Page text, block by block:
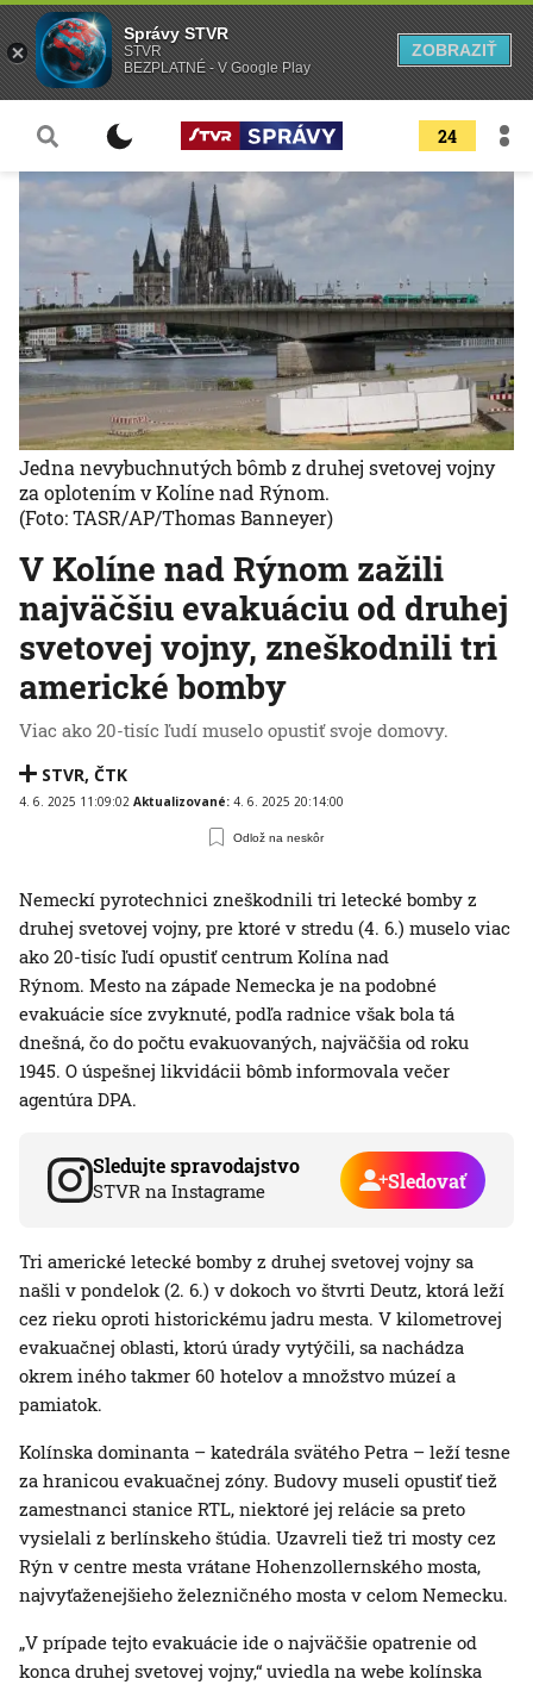
24
V Kolíne nad Rýnom zažili
najväčšiu evakuáciu od druhej
svetovej vojny, zneškodnili tri
americké bomby
Viac ako 20-tisíc ľudí muselo opustiť svoje domovy.
STVR, ČTK
4. 6. 2025 11:09:02 Aktualizované: 4. 6. 2025 20:14:00
Odlož na neskôr
Jedna nevybuchnutých bômb z druhej svetovej vojny
za oplotením v Kolíne nad Rýnom.
(Foto: TASR/AP/Thomas Banneyer)
Nemeckí pyrotechnici zneškodnili tri letecké bomby z
druhej svetovej vojny, pre ktoré v stredu (4. 6.) muselo viac
ako 20-tisíc ľudí opustiť centrum Kolína nad
Rýnom. Mesto na západe Nemecka je na podobné
evakuácie síce zvyknuté, podľa radnice však bola tá
dnešná, čo do počtu evakuovaných, najväčšia od roku
1945. O úspešnej likvidácii bômb informovala večer
agentúra DPA.
Sledujte spravodajstvo
STVR na Instagrame Sledovať
Tri americké letecké bomby z druhej svetovej vojny sa
našli v pondelok (2. 6.) v dokoch vo štvrti Deutz, ktorá leží
cez rieku oproti historickému jadru mesta. V kilometrovej
evakuačnej oblasti, ktorú úrady vytýčili, sa nachádza
okrem iného takmer 60 hotelov a množstvo múzeí a
pamiatok.
Kolínska dominanta – katedrála svätého Petra – leží tesne
za hranicou evakuačnej zóny. Budovy museli opustiť tiež
zamestnanci stanice RTL, niektoré jej relácie sa preto
vysielali z berlínskeho štúdia. Uzavreli tiež tri mosty cez
Rýn v centre mesta vrátane Hohenzollernského mosta,
najvyťaženejšieho železničného mosta v celom Nemecku.
„V prípade tejto evakuácie ide o najväčšie opatrenie od
konca druhej svetovej vojny,“ uviedla na webe kolínska
Správy STVR
STVR
BEZPLATNÉ - V Google Play
ZOBRAZIŤ